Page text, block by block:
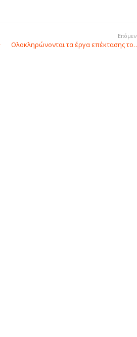
Όλα τα άρθρα Ολοκληρώνονται τα έργα